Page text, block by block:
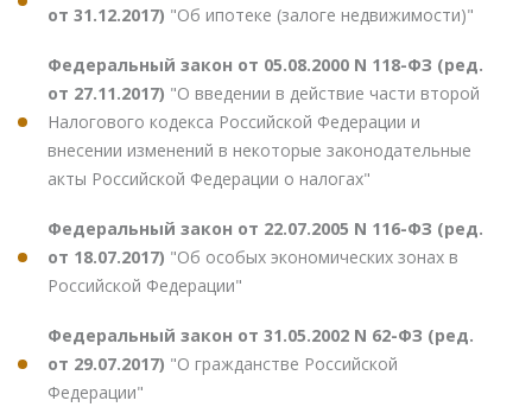
от 31.12.2017) "Об ипотеке (залоге недвижимости)"
Федеральный закон от 05.08.2000 N 118-ФЗ (ред.
от 27.11.2017) "О введении в действие части второй
Налогового кодекса Российской Федерации и
внесении изменений в некоторые законодательные
акты Российской Федерации о налогах"
Федеральный закон от 22.07.2005 N 116-ФЗ (ред.
от 18.07.2017) "Об особых экономических зонах в
Российской Федерации"
Федеральный закон от 31.05.2002 N 62-ФЗ (ред.
от 29.07.2017) "О гражданстве Российской
Федерации"